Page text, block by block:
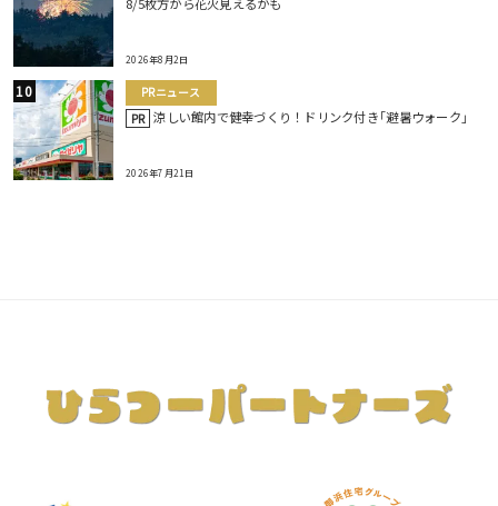
2026年8月2日
PRニュース
PR 涼しい館内で健幸づくり！ドリンク付き｢避暑ウォーク｣
2026年7月21日